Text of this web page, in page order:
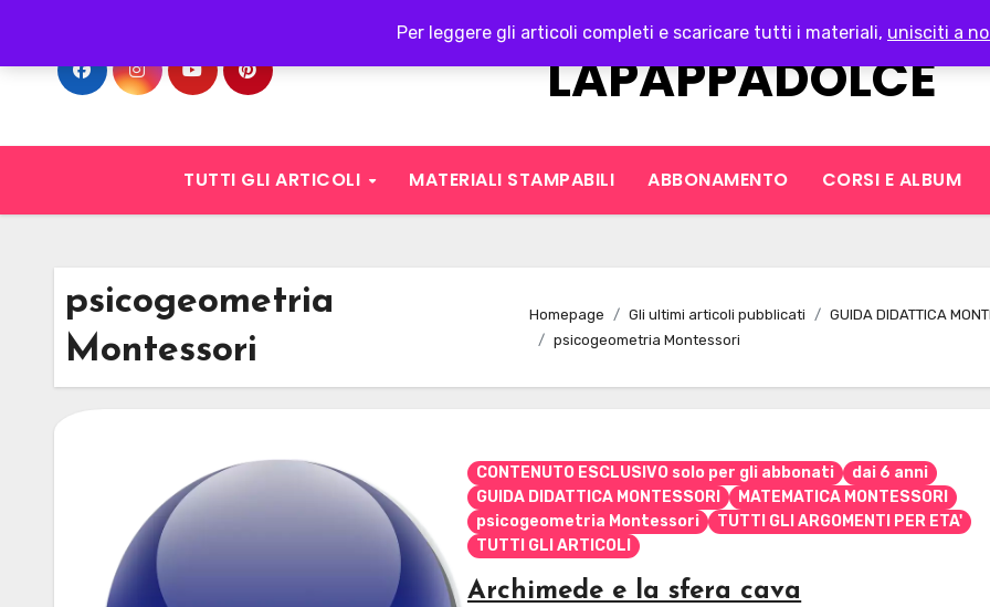
Per leggere gli articoli completi e scaricare tutti i materiali, unisciti a
content
LAPAPPADOLCE
TUTTI GLI ARTICOLI MATERIALI STAMPABILI ABBONAMENTO CORSI E ALBUM
psicogeometria
Montessori
Homepage Gli ultimi articoli pubblicati
GUIDA DIDATTICA
psicogeometria Montessori
CONTENUTO ESCLUSIVO solo per gli abbonati
dai 6 anni
GUIDA DIDATTICA MONTESSORI
MATEMATICA MONTESSORI
psicogeometria Montessori
TUTTI GLI ARGOMENTI PER ETA'
TUTTI GLI ARTICOLI
Archimede e la sfera cava